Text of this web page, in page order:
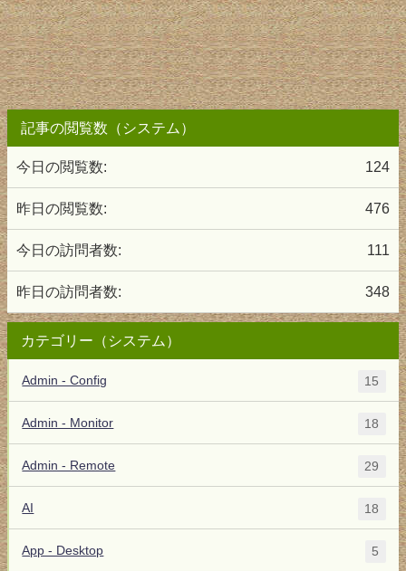
記事の閲覧数（システム）
124
今日の閲覧数:
476
昨日の閲覧数:
111
今日の訪問者数:
348
昨日の訪問者数:
カテゴリー（システム）
Admin - Config 15
Admin - Monitor 18
Admin - Remote 29
AI 18
App - Desktop 5